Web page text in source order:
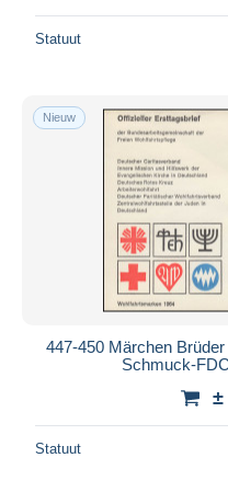
Statuut
Nieuw
447-450 Märchen
Schmuck-
±
Statuut